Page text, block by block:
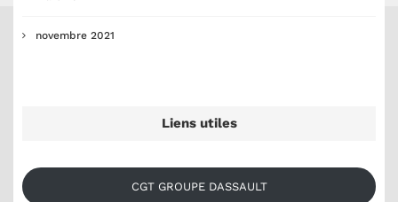
novembre 2021
Liens utiles
CGT GROUPE DASSAULT